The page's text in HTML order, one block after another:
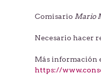
Comisario Mario
Necesario hacer
Más información
https://